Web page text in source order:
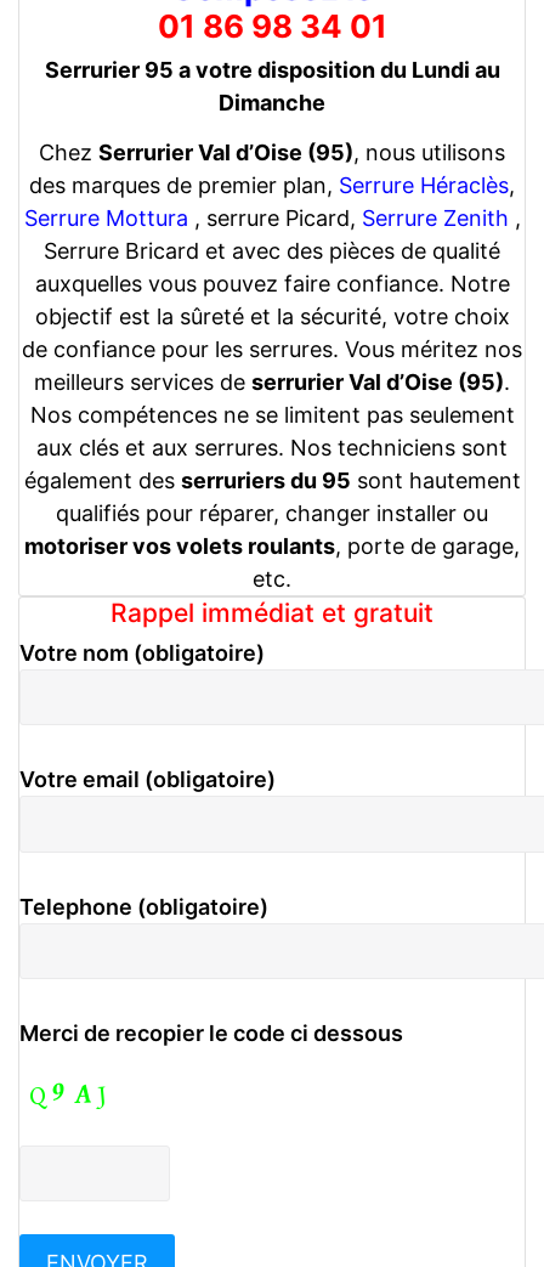
01 86 98 34 01
Serrurier 95 a votre disposition du Lundi au
Dimanche
Chez Serrurier Val d’Oise (95), nous utilisons
des marques de premier plan, Serrure Héraclès,
Serrure Mottura , serrure Picard, Serrure Zenith ,
Serrure Bricard et avec des pièces de qualité
auxquelles vous pouvez faire confiance. Notre
objectif est la sûreté et la sécurité, votre choix
de confiance pour les serrures. Vous méritez nos
meilleurs services de serrurier Val d’Oise (95).
Nos compétences ne se limitent pas seulement
aux clés et aux serrures. Nos techniciens sont
également des serruriers du 95 sont hautement
qualifiés pour réparer, changer installer ou
motoriser vos volets roulants, porte de garage,
etc.
Rappel immédiat et gratuit
Votre nom (obligatoire)
Votre email (obligatoire)
Telephone (obligatoire)
Merci de recopier le code ci dessous